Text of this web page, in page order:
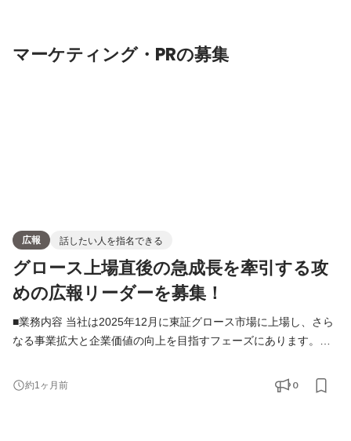
マーケティング・PRの募集
広報 話したい人を指名できる
グロース上場直後の急成長を牽引する攻
めの広報リーダーを募集！
■業務内容 当社は2025年12月に東証グロース市場に上場し、さら
なる事業拡大と企業価値の向上を目指すフェーズにあります。こ
たが、今年度より新たに「IR広報室」を立ち上げます。 現在、部
門責任者は着任しておりますが、今後はコーポレートブランディ
約1ヶ月前 0